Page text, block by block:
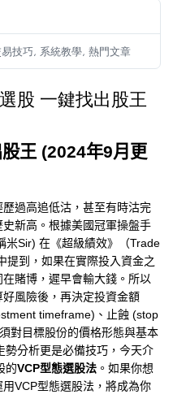
技巧 系統教學 熱門文章
股 一鍵找出股王
王(2024年9月更
過高追低沽，甚至有時沽完
新高。根據美國冠軍操盤手
米Sir) 在《超級績效》（Trade
提到，如果在實際投入資金之
賭博，遲早會輸大錢。所以
風險後，再決定投資金額
timeframe) 、止蝕 (stop
對目標股份的價格形態與基本
勢分析更是必備技巧，今天介
的VCP型態選股法 。如果你想
VCP型態選股法，將成為你